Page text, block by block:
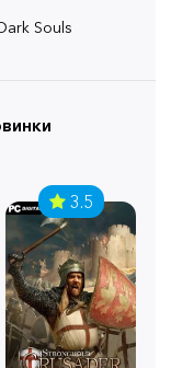
Souls
3.5